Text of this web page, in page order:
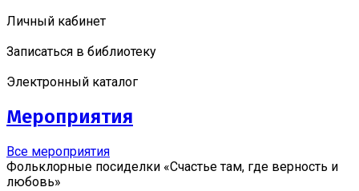
Личный кабинет
Записаться в библиотеку
Электронный каталог
Мероприятия
Все мероприятия
Фольклорные посиделки «Счастье там, где верность и
любовь»